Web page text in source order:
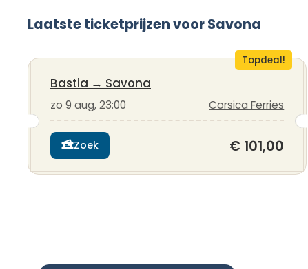
Laatste ticketprijzen voor Savona
Topdeal!
Bastia → Savona
zo 9 aug, 23:00 Corsica Ferries
Zoek € 101,00